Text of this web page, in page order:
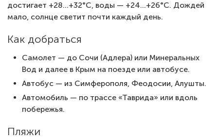
достигает +28…+32°C, воды — +24…+26°C. Дождей
мало, солнце светит почти каждый день.
Как добраться
Самолет — до Сочи (Адлера) или Минеральных
Вод и далее в Крым на поезде или автобусе.
Автобус — из Симферополя, Феодосии, Алушты.
Автомобиль — по трассе «Таврида» или вдоль
побережья.
Пляжи